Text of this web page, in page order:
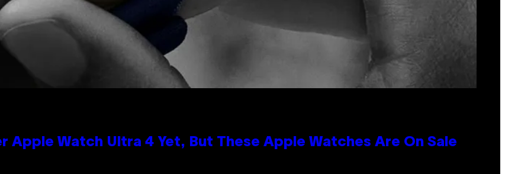
Apple Watch Ultra 4 Yet, But These Apple Watches Are On Sale